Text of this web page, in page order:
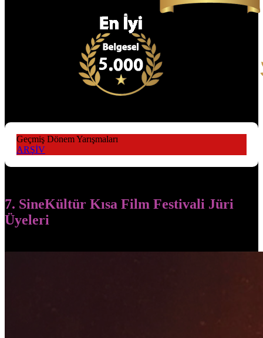
Geçmiş Dönem Yarışmaları
ARŞİV
7. SineKültür Kısa Film Festivali Jüri
Üyeleri